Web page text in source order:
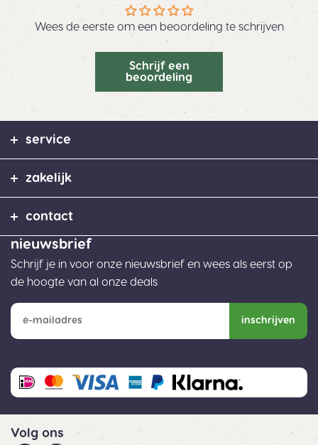
Wees de eerste om een beoordeling te schrijven
Schrijf een
beoordeling
nieuwsbrief
Schrijf je in voor onze nieuwsbrief en wees als eerst op
de hoogte van al onze deals
inschrijven
service
zakelijk
contact
Volg ons